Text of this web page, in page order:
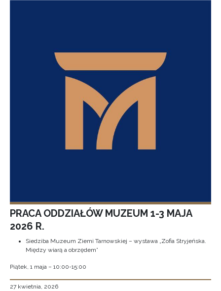
PRACA ODDZIAŁÓW MUZEUM 1-3 MAJA
2026 R.
Siedziba Muzeum Ziemi Tarnowskiej – wystawa „Zofia Stryjeńska.
Między wiarą a obrzędem”
Piątek, 1 maja – 10:00-15:00
27 kwietnia, 2026